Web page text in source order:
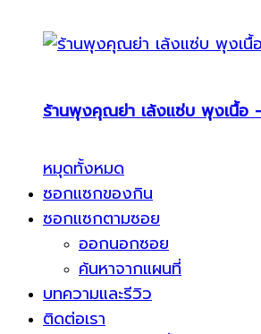
ร้านพุงคุณย่า เล้งแซ่บ พุงเนื้อ
หมุดทั้งหมด
ซอกแซกของกิน
ซอกแซกตามซอย
ออกนอกซอย
ค้นหาจากแผนที่
บทความและรีวิว
ติดต่อเรา